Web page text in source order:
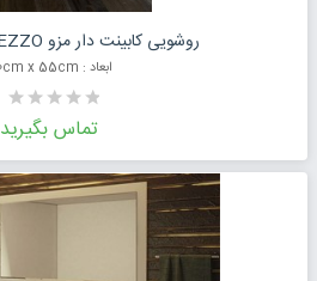
روشویی کابینت دار مزو MEZZO مدل Elena
ابعاد : 100cm x 55cm
تماس بگیرید